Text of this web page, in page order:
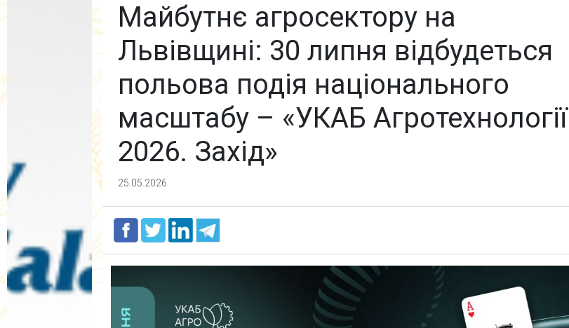
Майбутнє агросектору на
Львівщині: 30 липня відбудеться
польова подія національного
масштабу – «УКАБ Агротехнології
2026. Захід»
25.05.2026